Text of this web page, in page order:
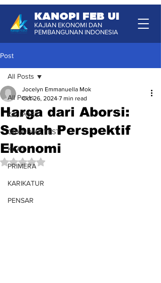
KANOPI FEB UI
KAJIAN EKONOMI DAN
PEMBANGUNAN INDONESIA
Post
All Posts
KAJIPOST
GRANDMA TEST
KILAT
PRIMERA
KARIKATUR
PENSAR
All Posts
Harga dari Aborsi:
Sebuah Perspektif
Ekonomi
Jocelyn Emmanuella Mok
Oct 26, 2024 7 min read
Rated NaN out of 5 stars.